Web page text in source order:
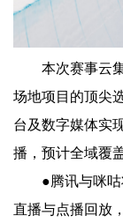
本次赛事云集
场地项目的顶尖
台及数字媒体实
播，预计全域覆
●腾讯与咪咕
直播与点播回放